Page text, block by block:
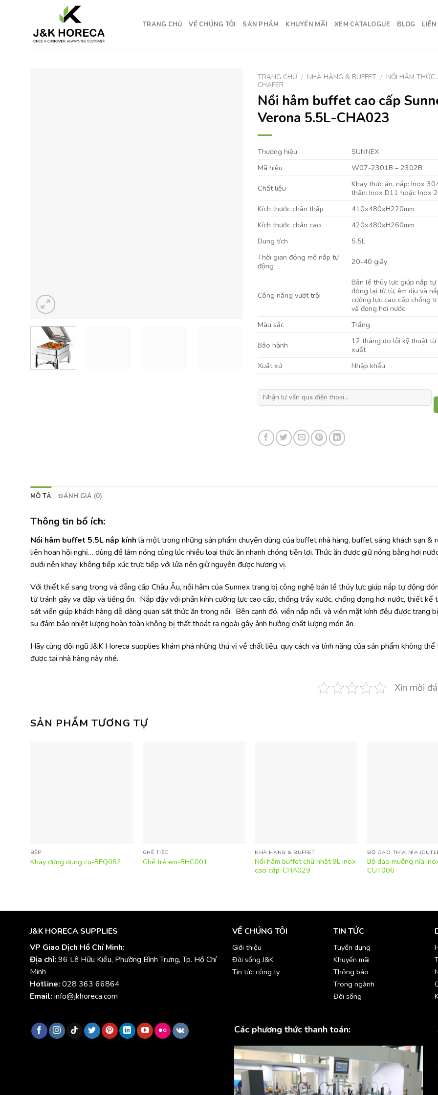
TRANG CHỦ VỀ CHÚNG TÔI SẢN PHẨM KHUYẾN MÃI XEM CATALOGUE BLOG LIÊN
TRANG CHỦ / NHÀ HÀNG & BUFFET / NỒI HÂM THỨC
CHAFER
Nồi hâm buffet cao cấp
Verona 5.5L-CHA023
Thương hiệu
SUNNEX
Mã hiệu
W07-2301B – 2302B
Chất liệu
Khay thức ăn, nắp: Inox
thân: Inox D11 hoặc Inox
Kích thước chân thấp
410x480xH220mm
Kích thước chân cao
420x480xH260mm
Dung tích
5.5L
Thời gian đóng mở nắp tự
động
20-40 giây
Công năng vượt trội
Bản lề thủy lực giúp nắp tự
đóng lại từ từ, êm dịu và
cường lực cao cấp chống
và đọng hơi nước
Màu sắc
Trắng
Bảo hành
12 tháng do lỗi kỹ thuật từ
xuất
Xuất xứ
Nhập khẩu
MÔ TẢ ĐÁNH GIÁ (0)
Thông tin bổ ích:
Nồi hâm buffet 5.5L nắp kính là một trong những sản phẩm chuyên dùng của buffet nhà hàng, buffet sáng khách sạn &
liên hoan hội nghị… dùng để làm nóng cùng lúc nhiều loại thức ăn nhanh chóng tiện lợi. Thức ăn được giữ nóng bằng hơi
dưới nên khay, không tiếp xúc trực tiếp với lửa nên giữ nguyên được hương vị.
Với thiết kế sang trọng và đẳng cấp Châu Âu, nồi hâm của Sunnex trang bị công nghệ bản lề thủy lực giúp nắp tự động
từ tránh gây va đập và tiếng ồn. Nắp đậy với phần kính cường lực cao cấp, chống trầy xước, chống đọng hơi nước, thiết kế
sát viền giúp khách hàng dễ dàng quan sát thức ăn trong nồi. Bên cạnh đó, viền nắp nồi, và viền mặt kính đều được trang
su đảm bảo nhiệt lượng hoàn toàn không bị thất thoát ra ngoài gây ảnh hưởng chất lượng món ăn.
Hãy cùng đội ngũ J&K Horeca supplies khám phá những thú vị về chất liệu, quy cách và tính năng của sản phẩm không thể
được tại nhà hàng này nhé.
Xin mời
SẢN PHẨM TƯƠNG TỰ
BẾP
Khay đựng dụng cụ-BEQ052
GHẾ TIỆC
Ghế trẻ em-BHC001
NHÀ HÀNG & BUFFET
Nồi hâm buffet chữ nhật 9L inox
cao cấp-CHA029
BỘ DAO THÌA NĨA
Bộ dao muỗng nĩa
CUT006
J&K HORECA SUPPLIES
VP Giao Dịch Hồ Chí Minh:
Địa chỉ: 96 Lê Hữu Kiều, Phường Bình Trưng, Tp. Hồ Chí
Minh
Hotline: 028 363 66864
Email: info@jkhoreca.com
VỀ CHÚNG TÔI
Giới thiệu
Đời sống J&K
Tin tức công ty
TIN TỨC
Tuyển dụng
Khuyến mãi
Thông báo
Trong ngành
Đời sống
Các phương thức thanh toán: